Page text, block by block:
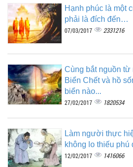
Hạnh phúc là một
phải là đích đến…
07/03/2017 2331216
Cùng bắt nguồn từ
Biển Chết và hồ
biển nào...
27/02/2017 1820534
Làm người thực
không lo thiếu phú
12/02/2017 1416066